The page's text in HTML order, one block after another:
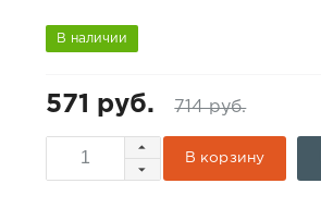
В наличии
571 руб. 714 руб.
В корзину